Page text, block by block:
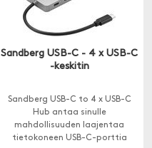
Sandberg USB-C - 4 x USB-C
-keskitin
Sandberg USB-C to 4 x USB-C
Hub antaa sinulle
mahdollisuuden laajentaa
tietokoneen USB-C-porttia